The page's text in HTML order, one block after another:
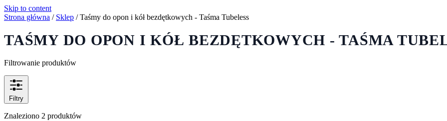
Skip to content
Strona główna / Sklep / Taśmy do opon i kół bezdętkowych - Taśma Tubeless
TAŚMY DO OPON I KÓŁ BEZDĘTKOWYCH - TAŚMA
Filtrowanie produktów
Filtry
Znaleziono 2 produktów